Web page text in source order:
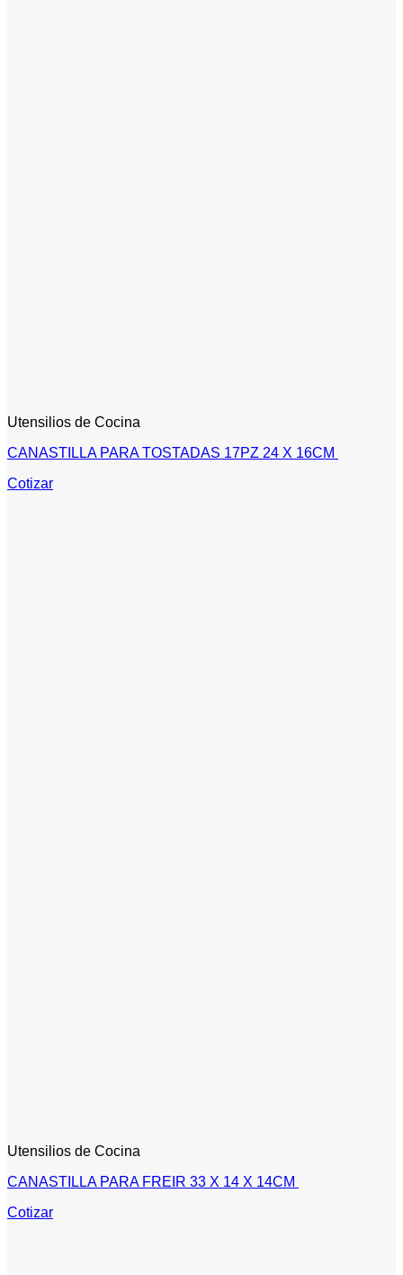
Utensilios de Cocina
CANASTILLA PARA TOSTADAS 17PZ 24 X 16CM
Cotizar
Utensilios de Cocina
CANASTILLA PARA FREIR 33 X 14 X 14CM
Cotizar